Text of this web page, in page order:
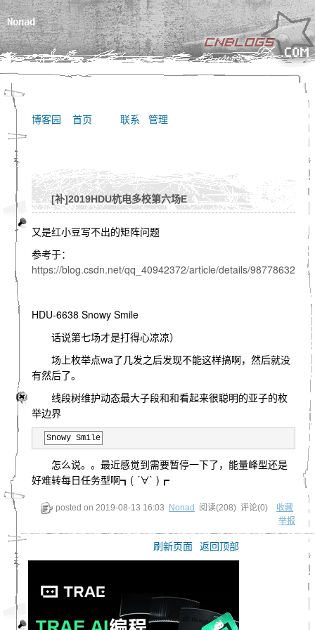
Nonad
博客园 首页 联系 管理
[补]2019HDU杭电多校第六场E
又是红小豆写不出的矩阵问题
参考于：
https://blog.csdn.net/qq_40942372/article/details/98778632
HDU-6638 Snowy Smile
话说第七场才是打得心凉凉）
场上枚举点wa了几发之后发现不能这样搞啊，然后就没
有然后了。
线段树维护动态最大子段和和看起来很聪明的亚子的枚
举边界
Snowy Smile
怎么说。。最近感觉到需要暂停一下了，能量峰型还是
好难转每日任务型啊┓( ´∀` )┏
posted on2019-08-13 16:03 Nonad 阅读(208) 评论(0) 收藏
举报
刷新页面 返回顶部